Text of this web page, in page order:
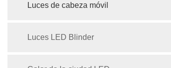
Luces de cabeza móvil
Luces LED Blinder